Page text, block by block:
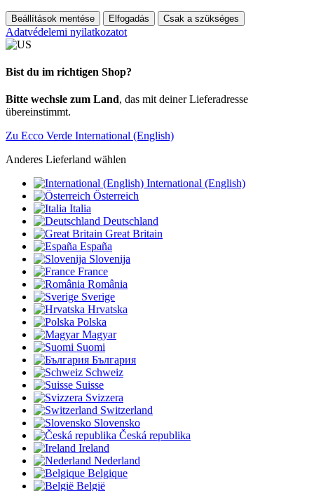
Beállítások mentése Elfogadás Csak a szükséges
Adatvédelemi nyilatkozatot
Bist du im richtigen Shop?
Bitte wechsle zum Land, das mit deiner Lieferadresse
übereinstimmt.
Zu Ecco Verde International (English)
Anderes Lieferland wählen
International (English)
Österreich
Italia
Deutschland
Great Britain
España
Slovenija
France
România
Sverige
Hrvatska
Polska
Magyar
Suomi
България
Schweiz
Suisse
Svizzera
Switzerland
Slovensko
Česká republika
Ireland
Nederland
Belgique
België